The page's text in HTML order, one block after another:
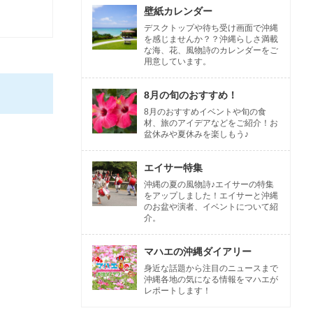
壁紙カレンダー
デスクトップや待ち受け画面で沖縄
を感じませんか？？沖縄らしさ満載
な海、花、風物詩のカレンダーをご
用意しています。
8月の旬のおすすめ！
8月のおすすめイベントや旬の食
材、旅のアイデアなどをご紹介！お
盆休みや夏休みを楽しもう♪
エイサー特集
沖縄の夏の風物詩♪エイサーの特集
をアップしました！エイサーと沖縄
のお盆や演者、イベントについて紹
介。
マハエの沖縄ダイアリー
身近な話題から注目のニュースまで
沖縄各地の気になる情報をマハエが
レポートします！